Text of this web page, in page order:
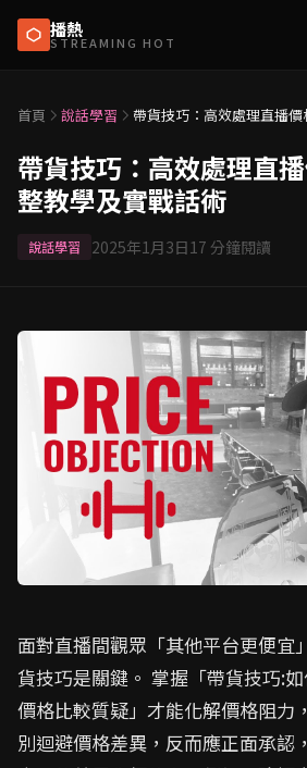
播熱
STREAMING HOT
首頁 說話學習
帶貨技巧：高效處理直播價
帶貨技巧：高效處理直
整教學及實戰話術
說話學習 2025年1月3日17 分鐘閱讀
面對直播間觀眾「其他平台更便宜
貨技巧是關鍵。 掌握「帶貨技巧:
價格比較質疑」才能化解價格阻力
別迴避價格差異，反而應正面承認